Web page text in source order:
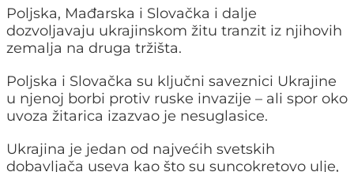
Poljska, Mađarska i Slovačka i dalje
dozvoljavaju ukrajinskom žitu tranzit iz njihovih
zemalja na druga tržišta.
Poljska i Slovačka su ključni saveznici Ukrajine
u njenoj borbi protiv ruske invazije – ali spor oko
uvoza žitarica izazvao je nesuglasice.
Ukrajina je jedan od najvećih svetskih
dobavljača useva kao što su suncokretovo ulje,